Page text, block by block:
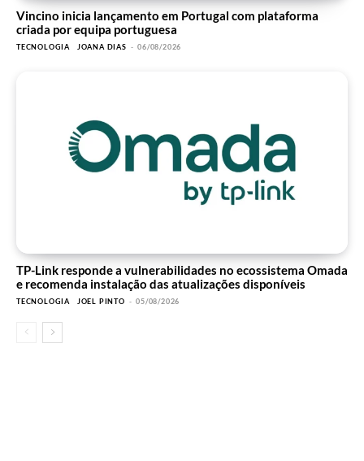
Vincino inicia lançamento em Portugal com plataforma
criada por equipa portuguesa
TECNOLOGIA JOANA DIAS - 06/08/2026
TP-Link responde a vulnerabilidades no ecossistema Omada
e recomenda instalação das atualizações disponíveis
TECNOLOGIA JOEL PINTO - 05/08/2026